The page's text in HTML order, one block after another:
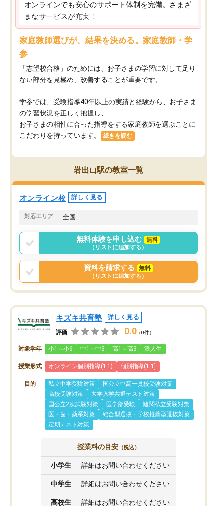
オンラインでも安心のサポート体制を完備。さまざ
まなサービスが充実！
家庭教師選びが、結果を決める。家庭教師・学
参
「志望校合格」のためには、お子さまの学習に対して足り
ない部分を見極め、改善することが重要です。
学参では、受験指導40年以上の実績と経験から、お子さま
の学習状況を正しく把握し、
お子さまの相性に合った指導をする家庭教師を選ぶことに
こだわりを持っています。
続きを読む
岩出山駅の教室一覧
オンライン校 詳しく見る
対応エリア 全国
無料体験を申し込む
無料
（リストに追加する）
資料を請求する
無料
（リストに追加する）
キズキ共育塾 詳しく見る
評価 0.0 （0件）
対象学年 小1～小6 中1～中3 高1～高3 浪人生
授業形式 オンライン個別指導(1:1) 個別指導(1:1)
目的 私立中学受験対策
国公立中高一貫校受験対策
高校受験対策
大学入学共通テスト対策
国公立2次試験対策
医学部受験
難関私立受験対策
医・歯・薬系対策
総合型選抜・学校推薦型選抜対策
定期テスト対策
授業料の目安 （税込）
小学生 詳細はお問い合わせください
中学生 詳細はお問い合わせください
高校生 詳細はお問い合わせください